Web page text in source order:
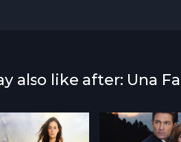
also like after: Una